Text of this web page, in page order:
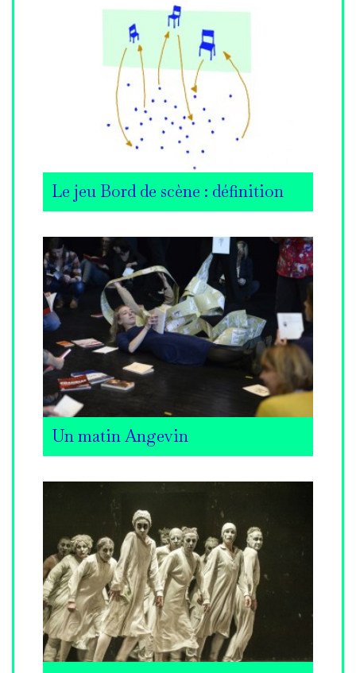
Le jeu Bord de scène : définition
Un matin Angevin